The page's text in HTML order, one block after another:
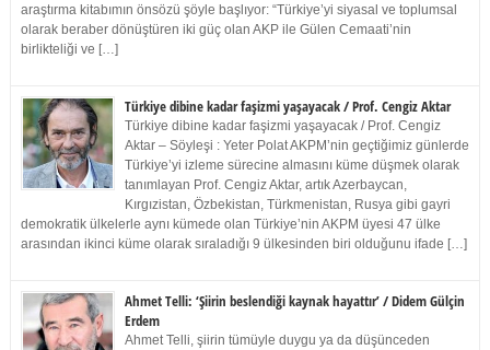
araştırma kitabımın önsözü şöyle başlıyor: “Türkiye’yi siyasal ve toplumsal
olarak beraber dönüştüren iki güç olan AKP ile Gülen Cemaati’nin
birlikteliği ve […]
Türkiye dibine kadar faşizmi yaşayacak / Prof. Cengiz Aktar
Türkiye dibine kadar faşizmi yaşayacak / Prof. Cengiz
Aktar – Söyleşi : Yeter Polat AKPM’nin geçtiğimiz günlerde
Türkiye’yi izleme sürecine almasını küme düşmek olarak
tanımlayan Prof. Cengiz Aktar, artık Azerbaycan,
Kırgızistan, Özbekistan, Türkmenistan, Rusya gibi gayri
demokratik ülkelerle aynı kümede olan Türkiye’nin AKPM üyesi 47 ülke
arasından ikinci küme olarak sıraladığı 9 ülkesinden biri olduğunu ifade […]
Ahmet Telli: ‘Şiirin beslendiği kaynak hayattır’ / Didem Gülçin
Erdem
Ahmet Telli, şiirin tümüyle duygu ya da düşünceden